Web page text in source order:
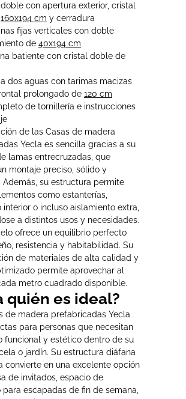
con apertura exterior, cristal
160x194 cm y cerradura
fijas verticales con doble
de 40x194 cm
batiente con cristal doble de
a dos aguas con tarimas macizas
prolongado de 120 cm
de tornillería e instrucciones
de las Casas de madera
Yecla es sencilla gracias a su
lamas entrecruzadas, que
montaje preciso, sólido y
Además, su estructura permite
como estanterías,
interior o incluso aislamiento extra,
a distintos usos y necesidades.
ofrece un equilibrio perfecto
resistencia y habitabilidad. Su
de materiales de alta calidad y
permite aprovechar al
metro cuadrado disponible.
quién es ideal?
de madera prefabricadas Yecla
para personas que necesitan
funcional y estético dentro de su
o jardín. Su estructura diáfana
convierte en una excelente opción
de invitados, espacio de
para escapadas de fin de semana,